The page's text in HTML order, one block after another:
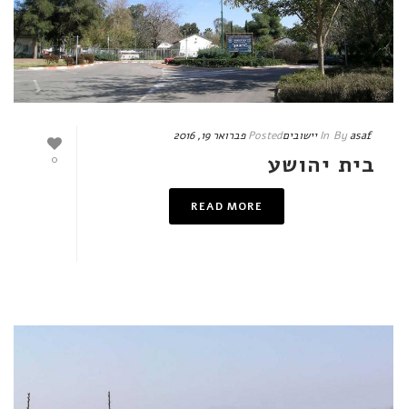
0
Byasaf
In יישוביםPosted פברואר 19, 2016
בית יהושע
READ MORE